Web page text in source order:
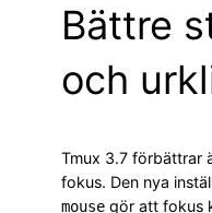
Bättre
och
Tmux 3.7 förbättrar
fokus. Den nya
mouse gör att fokus